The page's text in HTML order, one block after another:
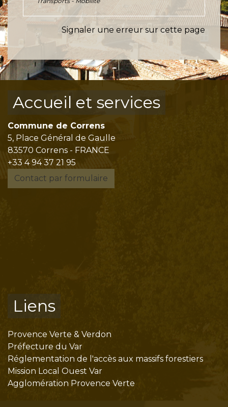
Signaler une erreur sur cette page
Accueil et services
Commune de Correns
5, Place Général de Gaulle
83570 Correns - FRANCE
+33 4 94 37 21 95
Contact par formulaire
Liens
Provence Verte & Verdon
Préfecture du Var
Réglementation de l'accès aux massifs forestiers
Mission Local Ouest Var
Agglomération Provence Verte